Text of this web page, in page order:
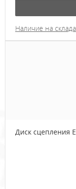
Наличие на
Диск сцепления